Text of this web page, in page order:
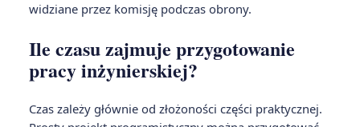
widziane przez komisję podczas obrony.
Ile czasu zajmuje przygotowanie
pracy inżynierskiej?
Czas zależy głównie od złożoności części praktycznej.